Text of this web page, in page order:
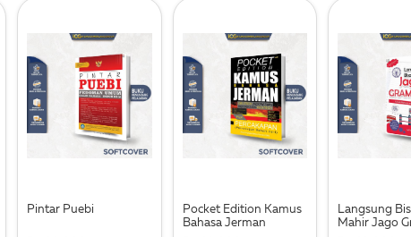
Pintar Puebi
Pocket Edition Kamus
Bahasa Jerman
Langsung
Mahir Jago